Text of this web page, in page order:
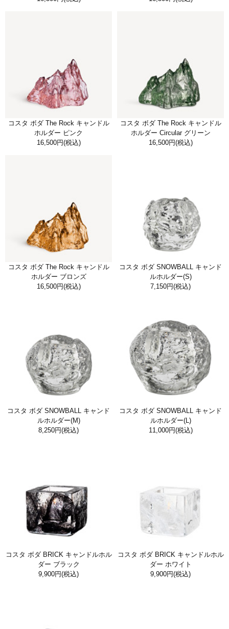
コスタ ボダ The Rock キャンドル
ホルダー ピンク
16,500円(税込)
コスタ ボダ The Rock キャンドル
ホルダー Circular グリーン
16,500円(税込)
コスタ ボダ The Rock キャンドル
ホルダー ブロンズ
16,500円(税込)
コスタ ボダ SNOWBALL キャンド
ルホルダー(S)
7,150円(税込)
コスタ ボダ SNOWBALL キャンド
ルホルダー(M)
8,250円(税込)
コスタ ボダ SNOWBALL キャンド
ルホルダー(L)
11,000円(税込)
コスタ ボダ BRICK キャンドルホル
ダー ブラック
9,900円(税込)
コスタ ボダ BRICK キャンドルホル
ダー ホワイト
9,900円(税込)